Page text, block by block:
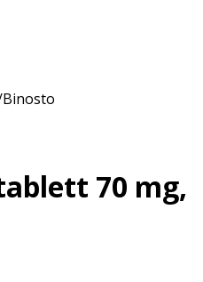
Binosto
70 mg,